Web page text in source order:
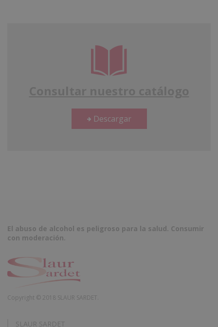
Descargar
El abuso de alcohol es peligroso para la salud. Consumir
con moderación.
Copyright © 2018 SLAUR SARDET.
SLAUR SARDET